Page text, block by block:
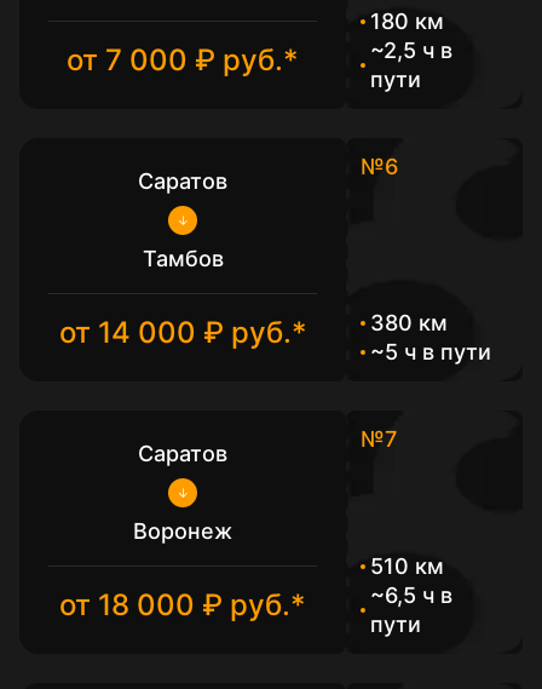
от 7 000 ₽ руб.*
180 км
~2,5 ч в
пути
Саратов
Тамбов
от 14 000 ₽ руб.*
№6
380 км
~5 ч в пути
Саратов
Воронеж
от 18 000 ₽ руб.*
№7
510 км
~6,5 ч в
пути